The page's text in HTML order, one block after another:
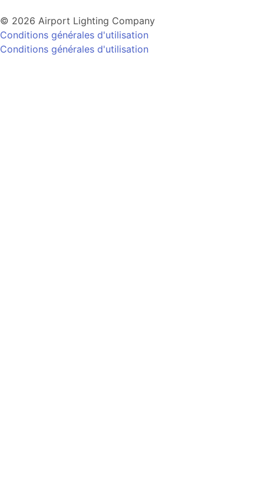
© 2026 Airport Lighting Company
Conditions générales d'utilisation
Conditions générales d'utilisation